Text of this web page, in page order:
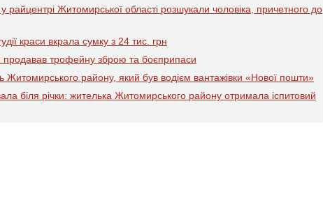
Житомирської області розшукали чоловіка, причетного до
краси вкрала сумку з 24 тис. грн
трофейну зброю та боєприпаси
Житомирського району, який був водієм вантажівки «Нової пошти»
біля річки: жителька Житомирського району отримала іспитовий